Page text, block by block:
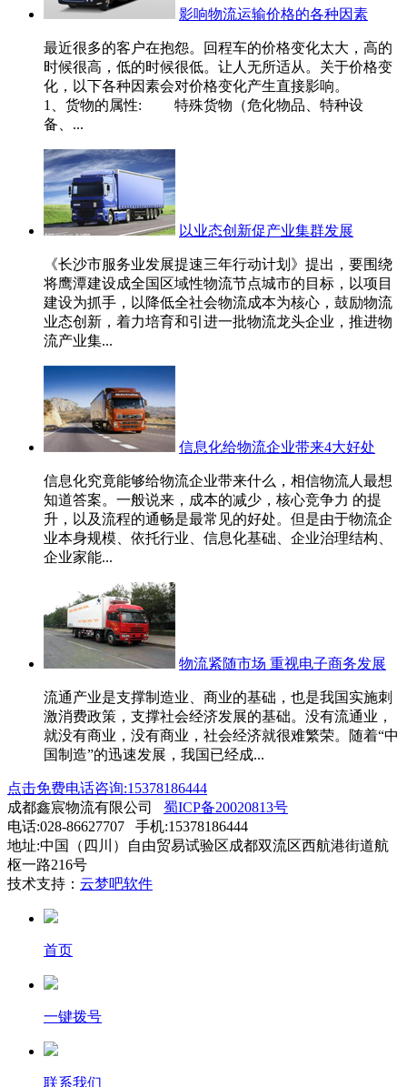
影响物流运输价格的各种因素
最近很多的客户在抱怨。回程车的价格变化太大，高的
时候很高，低的时候很低。让人无所适从。关于价格变
化，以下各种因素会对价格变化产生直接影响。
1、货物的属性: 特殊货物（危化物品、特种设
备、...
以业态创新促产业集群发展
《长沙市服务业发展提速三年行动计划》提出，要围绕
将鹰潭建设成全国区域性物流节点城市的目标，以项目
建设为抓手，以降低全社会物流成本为核心，鼓励物流
业态创新，着力培育和引进一批物流龙头企业，推进物
流产业集...
信息化给物流企业带来4大好处
信息化究竟能够给物流企业带来什么，相信物流人最想
知道答案。一般说来，成本的减少，核心竞争力 的提
升，以及流程的通畅是最常见的好处。但是由于物流企
业本身规模、依托行业、信息化基础、企业治理结构、
企业家能...
物流紧随市场 重视电子商务发展
流通产业是支撑制造业、商业的基础，也是我国实施刺
激消费政策，支撑社会经济发展的基础。没有流通业，
就没有商业，没有商业，社会经济就很难繁荣。随着“中
国制造”的迅速发展，我国已经成...
点击免费电话咨询:15378186444
成都鑫宸物流有限公司 蜀ICP备20020813号
电话:028-86627707 手机:15378186444
地址:中国（四川）自由贸易试验区成都双流区西航港街道航
枢一路216号
技术支持： 云梦吧软件
首页
一键拨号
联系我们